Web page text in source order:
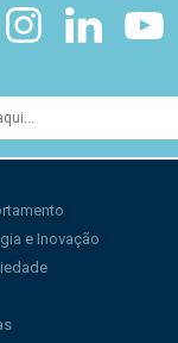
e Inovação